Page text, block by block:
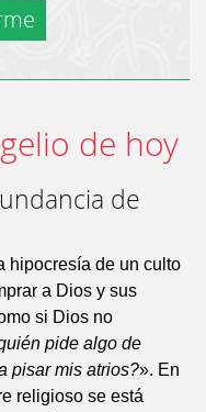
de hoy
de
hipocresía de un culto
a Dios y sus
si Dios no
pide algo de
pisar mis atrios?». En
religioso se está